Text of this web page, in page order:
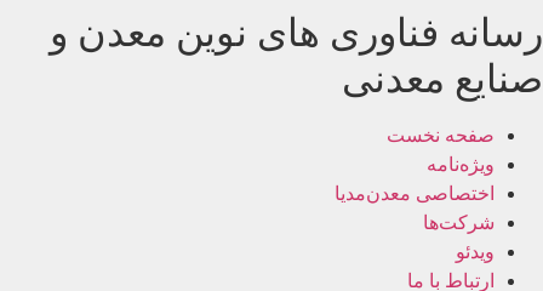
رسانه فناوری های نوین معدن و
صنایع معدنی
صفحه نخست
ویژه‌نامه
اختصاصی معدن‌مدیا
شرکت‌ها
ویدئو
ارتباط با ما